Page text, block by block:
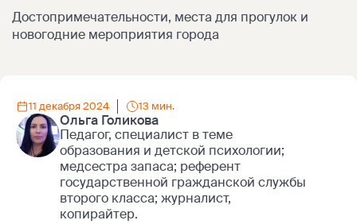
Достопримечательности, места для прогулок и
новогодние мероприятия города
Ольга Голикова
Педагог, специалист в теме
образования и детской психологии;
медсестра запаса; референт
государственной гражданской службы
второго класса; журналист,
копирайтер.
11 декабря 2024 13 мин.